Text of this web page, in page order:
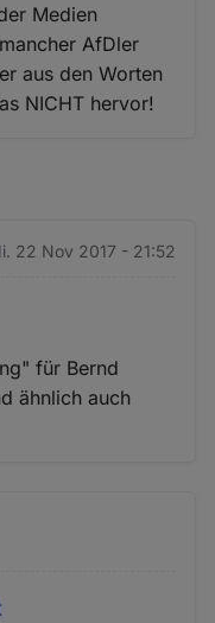
Medien
AfDler
aus den Worten
NICHT hervor!
22 Nov 2017 - 21:52
für Bernd
ähnlich auch